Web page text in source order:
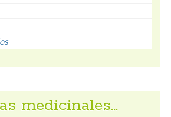
medicinales…